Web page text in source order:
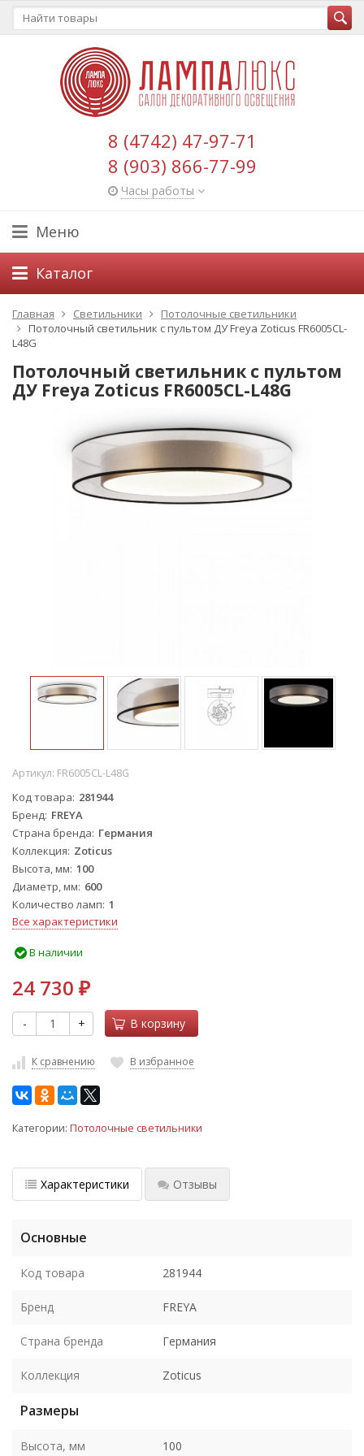
8 (4742) 47-97-71
8 (903) 866-77-99
Часы работы
Меню
Каталог
Главная Светильники
Потолочные светильники
Потолочный светильник с пультом ДУ Freya Zoticus FR6005CL-
L48G
Потолочный светильник с пультом
ДУ Freya Zoticus FR6005CL-L48G
Артикул: FR6005CL-L48G
Код товара 281944
Бренд FREYA
Страна бренда Германия
Коллекция Zoticus
Высота, мм 100
Диаметр, мм 600
Количество ламп 1
Все характеристики
В наличии
24 730 ₽
- + В корзину
К сравнению В избранное
Категории: Потолочные светильники
Характеристики Отзывы
Основные
Код товара 281944
Бренд FREYA
Страна бренда Германия
Коллекция Zoticus
Размеры
Высота, мм 100